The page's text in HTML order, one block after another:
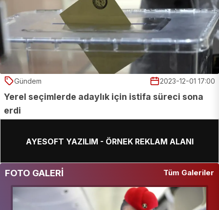
Gündem 2023-12-01 17:00
Yerel seçimlerde adaylık için istifa süreci sona
erdi
AYESOFT YAZILIM - ÖRNEK REKLAM ALANI
FOTO GALERİ Tüm Galeriler